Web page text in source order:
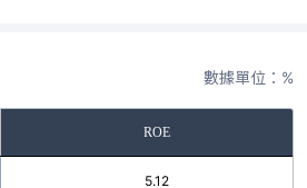
數據單位：%
ROE
5.12